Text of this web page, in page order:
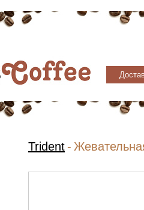
Trident -